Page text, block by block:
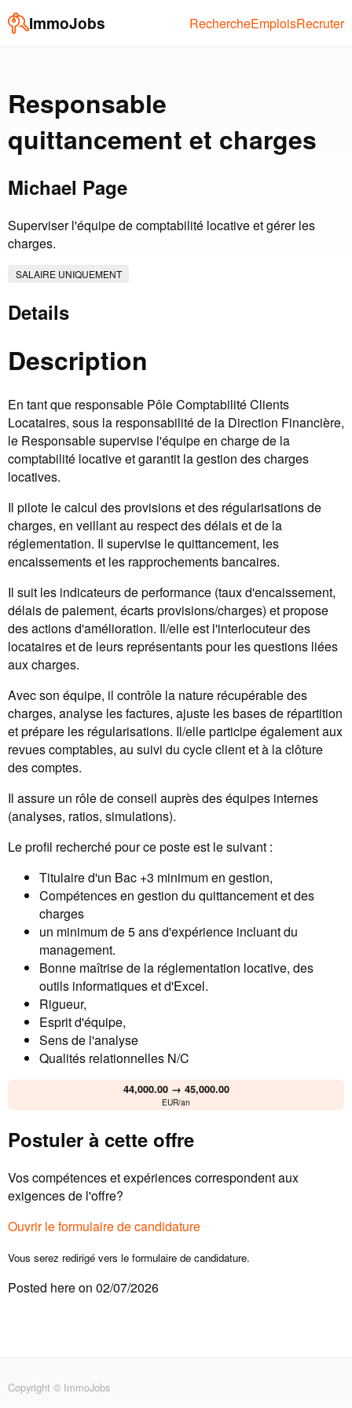
ImmoJobs RechercheEmploisRecruter
Responsable
quittancement et charges
Michael Page
Superviser l'équipe de comptabilité locative et gérer les
charges.
SALAIRE UNIQUEMENT
Details
Description
En tant que responsable Pôle Comptabilité Clients
Locataires, sous la responsabilité de la Direction Financière,
le Responsable supervise l'équipe en charge de la
comptabilité locative et garantit la gestion des charges
locatives.
Il pilote le calcul des provisions et des régularisations de
charges, en veillant au respect des délais et de la
réglementation. Il supervise le quittancement, les
encaissements et les rapprochements bancaires.
Il suit les indicateurs de performance (taux d'encaissement,
délais de paiement, écarts provisions/charges) et propose
des actions d'amélioration. Il/elle est l'interlocuteur des
locataires et de leurs représentants pour les questions liées
aux charges.
Avec son équipe, il contrôle la nature récupérable des
charges, analyse les factures, ajuste les bases de répartition
et prépare les régularisations. Il/elle participe également aux
revues comptables, au suivi du cycle client et à la clôture
des comptes.
Il assure un rôle de conseil auprès des équipes internes
(analyses, ratios, simulations).
Le profil recherché pour ce poste est le suivant :
Titulaire d'un Bac +3 minimum en gestion,
Compétences en gestion du quittancement et des
charges
un minimum de 5 ans d'expérience incluant du
management.
Bonne maîtrise de la réglementation locative, des
outils informatiques et d'Excel.
Rigueur,
Esprit d'équipe,
Sens de l'analyse
Qualités relationnelles N/C
44,000.00 → 45,000.00
EUR/an
Postuler à cette offre
Vos compétences et expériences correspondent aux
exigences de l'offre?
Ouvrir le formulaire de candidature
Vous serez redirigé vers le formulaire de candidature.
Posted here on 02/07/2026
Copyright © ImmoJobs